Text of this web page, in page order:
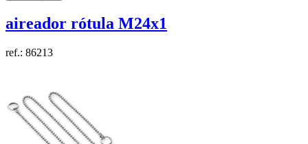
aireador rótula M24x1
ref.: 86213